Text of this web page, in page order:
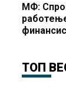
МФ:
ТОП